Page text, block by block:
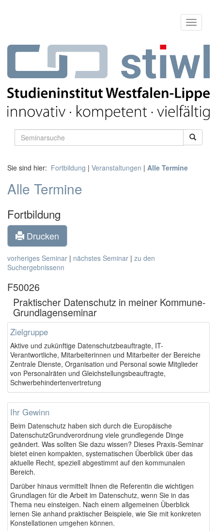
Sie sind hier: Fortbildung | Veranstaltungen | Alle Termine
Alle Termine
Fortbildung
Drucken
vorheriges Seminar | nächstes Seminar | zu den
Suchergebnissenn
F50026
Praktischer Datenschutz in meiner Kommune-
Grundlagenseminar
Zielgruppe
Aktive und zukünftige Datenschutzbeauftragte, IT-
Verantwortliche, Mitarbeiterinnen und Mitarbeiter der Bereiche
Zentrale Dienste, Organisation und Personal sowie Mitglieder
von Personalräten und Gleichstellungsbeauftragte,
Schwerbehindertenvertretung
Ihr Gewinn
Beim Datenschutz haben sich durch die Europäische
DatenschutzGrundverordnung viele grundlegende Dinge
geändert. Was sollten Sie dazu wissen? Dieses Praxis-Seminar
bietet einen kompakten, systematischen Überblick über das
aktuelle Recht, speziell abgestimmt auf den kommunalen
Bereich.
Darüber hinaus vermittelt Ihnen die Referentin die wichtigen
Grundlagen für die Arbeit im Datenschutz, wenn Sie in das
Thema neu einsteigen. Nach einem allgemeinen Überblick
lernen Sie anhand praktischer Beispiele, wie Sie mit konkreten
Konstellationen umgehen können.